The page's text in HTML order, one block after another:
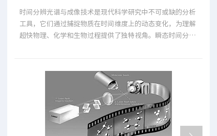
时间分辨光谱与成像技术是现代科学研究中不可或缺的分析
工具，它们通过捕捉物质在时间维度上的动态变化，为理解
超快物理、化学和生物过程提供了独特视角。瞬态时间分辨
于液体中超快过程的研究。这些过程具有可重复性，通过多
次曝光可以进一步提高探测的灵敏度。如激光惯性约束聚变
( Inertial confinement fusion，ICF)、磁约束聚变的内爆
测量、二维内爆动力学研究以及ICF靶丸对称性等，这些不
可重复的瞬态过程需要利用单次曝光的方式进行测量。本文
介绍一些时间分辨光谱与成像技术最新研究进展及其在各领